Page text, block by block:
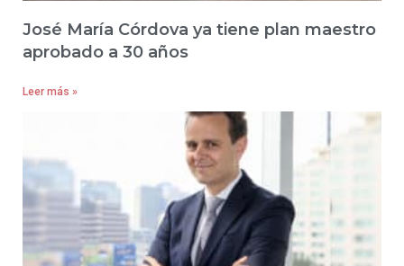
José María Córdova ya tiene plan maestro
aprobado a 30 años
Leer más »